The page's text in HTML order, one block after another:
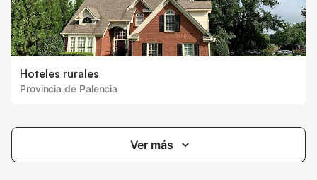
Hoteles rurales
Provincia de Palencia
Ver más